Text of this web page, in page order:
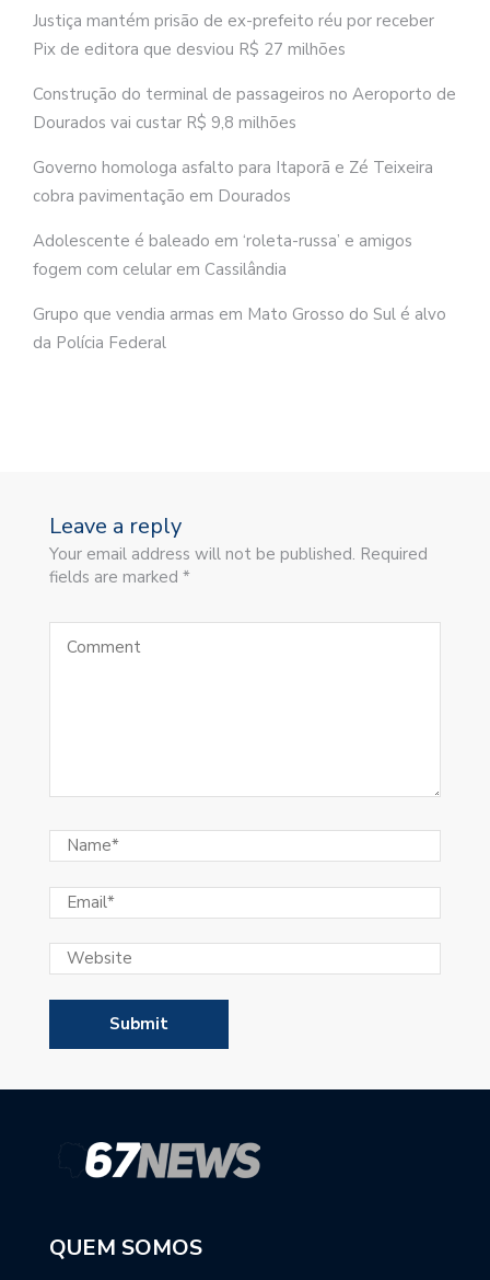
Justiça mantém prisão de ex-prefeito réu por receber
Pix de editora que desviou R$ 27 milhões
Construção do terminal de passageiros no Aeroporto de
Dourados vai custar R$ 9,8 milhões
Governo homologa asfalto para Itaporã e Zé Teixeira
cobra pavimentação em Dourados
Adolescente é baleado em ‘roleta-russa’ e amigos
fogem com celular em Cassilândia
Grupo que vendia armas em Mato Grosso do Sul é alvo
da Polícia Federal
Leave a reply
Your email address will not be published. Required
fields are marked *
QUEM SOMOS